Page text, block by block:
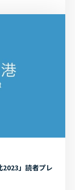
2023」読者プレ